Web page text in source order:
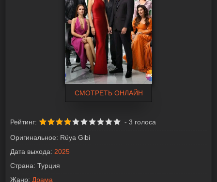
СМОТРЕТЬ ОНЛАЙН
Рейтинг: - 3 голоса
Оригинальное: Rüya Gibi
Дата выхода: 2025
Страна: Турция
Жанр: Драма